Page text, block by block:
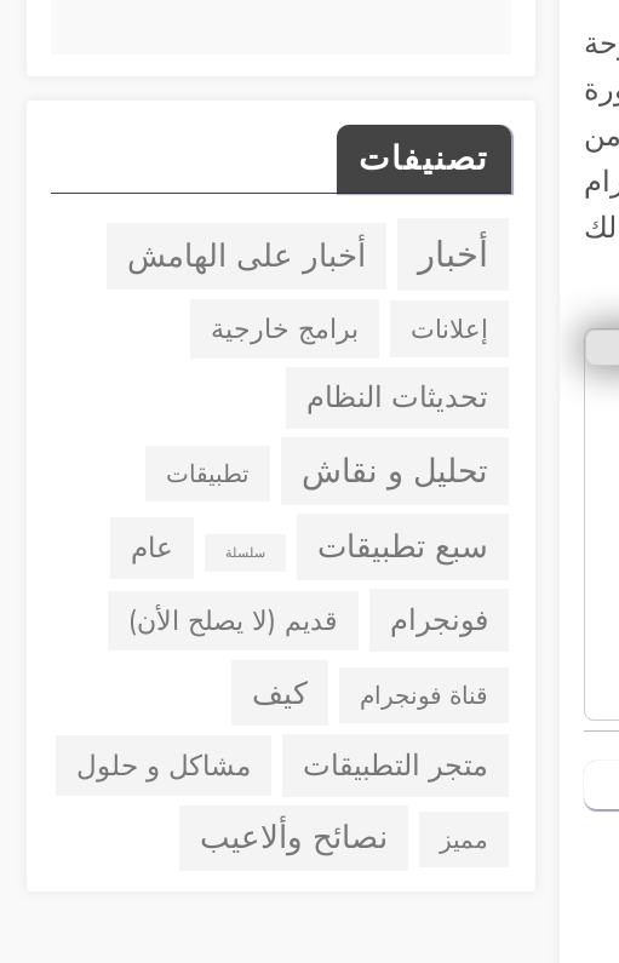
لك
تصنيفات
أخبار أخبار على الهامش
إعلانات برامج خارجية
تحديثات النظام
تحليل و نقاش تطبيقات
سبع تطبيقات سلسلة عام
فونجرام قديم (لا يصلح الأن)
قناة فونجرام كيف
متجر التطبيقات مشاكل و حلول
مميز نصائح وألاعيب